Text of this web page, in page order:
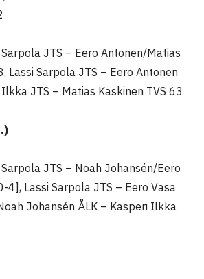
JTS – Eero Antonen/Matias
Lassi Sarpola JTS – Eero Antonen
JTS – Matias Kaskinen TVS 63
JTS – Noah Johansén/Eero
4], Lassi Sarpola JTS – Eero Vasa
Johansén ÅLK – Kasperi Ilkka